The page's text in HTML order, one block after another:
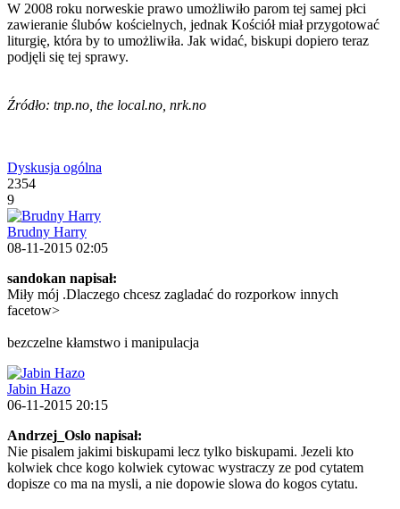
W 2008 roku norweskie prawo umożliwiło parom tej samej płci
zawieranie ślubów kościelnych, jednak Kościół miał przygotować
liturgię, która by to umożliwiła. Jak widać, biskupi dopiero teraz
podjęli się tej sprawy.
Źródło: tnp.no, the local.no, nrk.no
Dyskusja ogólna
2354
9
Brudny Harry
08-11-2015 02:05
sandokan napisał:
Miły mój .Dlaczego chcesz zagladać do rozporkow innych
facetow>
bezczelne kłamstwo i manipulacja
Jabin Hazo
06-11-2015 20:15
Andrzej_Oslo napisał:
Nie pisalem jakimi biskupami lecz tylko biskupami. Jezeli kto
kolwiek chce kogo kolwiek cytowac wystraczy ze pod cytatem
dopisze co ma na mysli, a nie dopowie slowa do kogos cytatu.